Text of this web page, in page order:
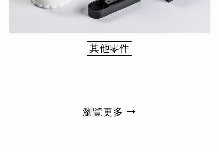
其他零件
瀏覽更多